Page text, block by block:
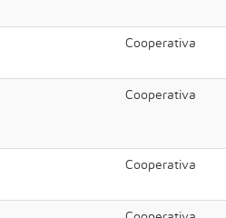
Cooperativa
Cooperativa
Cooperativa